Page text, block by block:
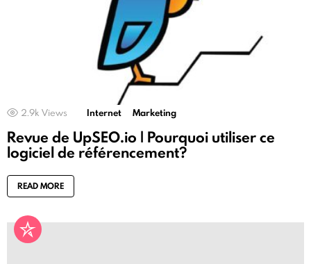
2.9k Views Internet Marketing
Revue de UpSEO.io | Pourquoi utiliser ce
logiciel de référencement?
READ MORE